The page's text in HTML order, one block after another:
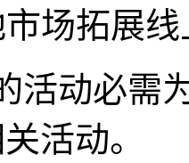
场拓展
活动必需
活动。